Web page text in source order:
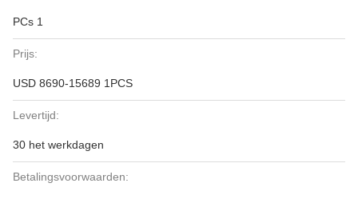
PCs 1
Prijs:
USD 8690-15689 1PCS
Levertijd:
30 het werkdagen
Betalingsvoorwaarden: